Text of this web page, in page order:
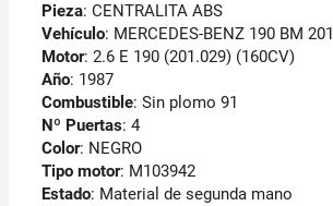
Pieza: CENTRALITA ABS
Vehículo: MERCEDES-BENZ 190 BM 201
Motor: 2.6 E 190 (201.029) (160CV)
Año: 1987
Combustible: Sin plomo 91
Nº Puertas: 4
Color: NEGRO
Tipo motor: M103942
Estado: Material de segunda mano